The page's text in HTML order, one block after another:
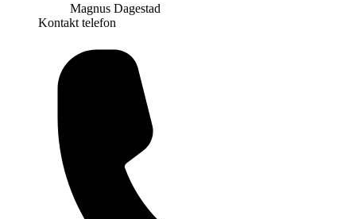
Magnus Dagestad
Kontakt telefon